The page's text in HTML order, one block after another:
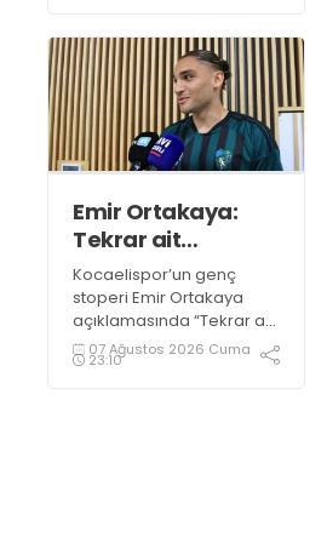
Kocaelispor formasını
giydirdi.
Emir Ortakaya:
Tekrar ait
olduğum
yerdeyim
Kocaelispor’un genç
stoperi Emir Ortakaya
açıklamasında “Tekrar ait
olduğum yerdeyim” diye
konuştu.
07 Ağustos 2026 Cuma
23:10